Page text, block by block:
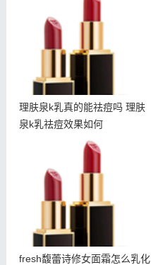
理肤泉k乳真的能祛痘吗 理肤
泉k乳祛痘效果如何
fresh馥蕾诗修女面霜怎么
fresh馥蕾诗修女面霜怎么乳化